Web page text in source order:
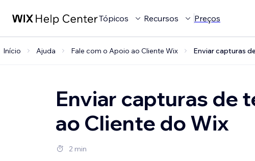
Tópicos Recursos Preços
Início Ajuda Fale com o Apoio ao Cliente Wix Enviar capturas
Enviar capturas de
ao Cliente do Wix
2 min